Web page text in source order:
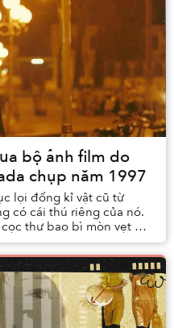
bộ ảnh film do
chụp năm 1997
lọi đống kỉ vật cũ từ
có cái thú riêng của nó.
thư bao bì mòn vẹt vết
v...